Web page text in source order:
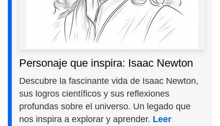
Personaje que inspira: Isaac Newton
Descubre la fascinante vida de Isaac Newton,
sus logros científicos y sus reflexiones
profundas sobre el universo. Un legado que
nos inspira a explorar y aprender. Leer